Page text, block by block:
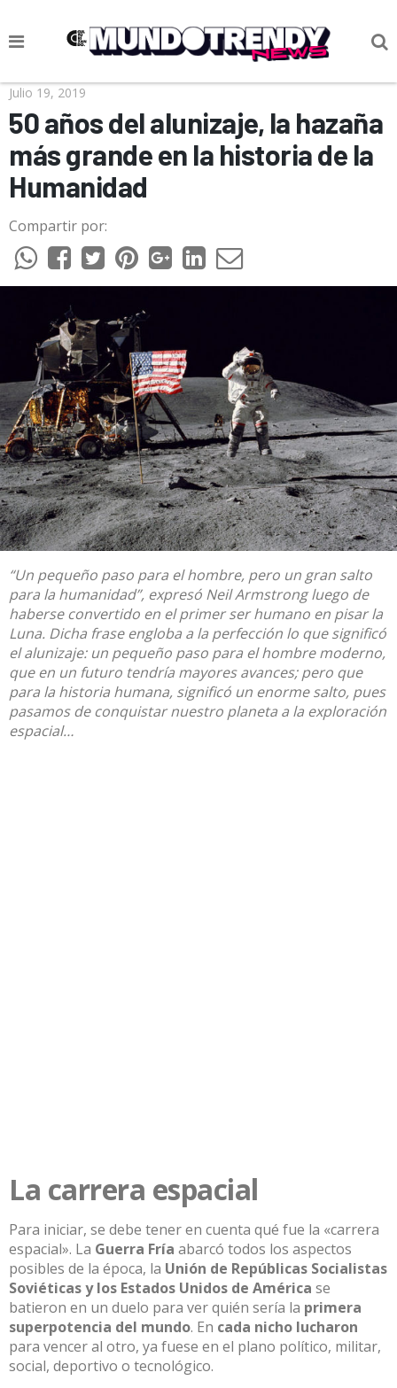
NOTICIAS
CULTURA POP
CIENCIA Y TECNOLOGÍA
VIDA
SOCIEDAD
CULTURIZANDO.COM
Julio 19, 2019
50 años del alunizaje, la hazaña
más grande en la historia de la
Humanidad
Compartir por:
“Un pequeño paso para el hombre, pero un gran salto
para la humanidad”, expresó Neil Armstrong luego de
haberse convertido en el primer ser humano en pisar la
Luna. Dicha frase engloba a la perfección lo que significó
el alunizaje: un pequeño paso para el hombre moderno,
que en un futuro tendría mayores avances;pero que
para la historia humana, significó un enormesalto, pues
pasamos de conquistar nuestro planeta a la exploración
espacial…
La carrera espacial
Para iniciar, se debe tener en cuenta qué fue la «carrera
espacial». La Guerra Fría abarcó todos los aspectos
posibles de la época, la Unión de Repúblicas Socialistas
Soviéticas y los Estados Unidos de América se
batieron en un duelo para ver quién sería la primera
superpotencia del mundo. En cada nicho lucharon
para vencer al otro, ya fuese en el plano político, militar,
social, deportivo o tecnológico.